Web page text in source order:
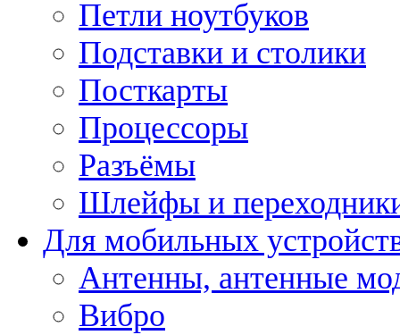
Петли ноутбуков
Подставки и столики
Посткарты
Процессоры
Разъёмы
Шлейфы и
Для мобильных
Антенны, антенные
Вибро